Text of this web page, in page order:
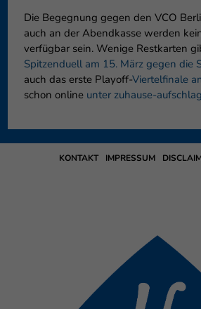
Die Begegnung gegen den VCO
auch an der Abendkasse werden
verfügbar sein. Wenige Restkarten
Spitzenduell am 15. März gegen die
auch das erste Playoff-Viertelfinale
schon online unter zuhause-
IMPRESSUM
KONTAKT